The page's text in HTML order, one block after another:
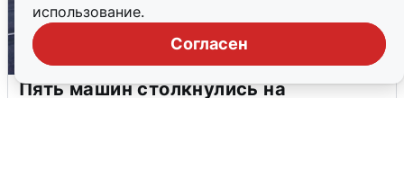
использование.
Согласен
Пять машин столкнулись на